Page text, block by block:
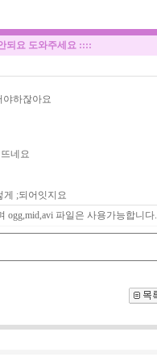
되요 도와주세요::::
야하잖아요
네요
;되어잇지요
ogg,mid,avi 파일은 사용가능합니다.